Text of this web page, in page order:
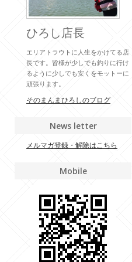
ひろし店長
エリアトラウトに人生をかけてる店
長です。皆様が少しでも釣りに行け
るように少しでも安くをモットーに
頑張ります。
そのまんまひろしのブログ
News letter
メルマガ登録・解除はこちら
Mobile